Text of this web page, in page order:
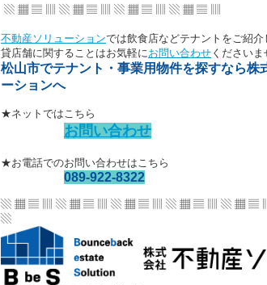
▧ ▦ ▤ ▥ ▧ ▦ ▤ ▥ ▧ ▦ ▤ ▥ ▧ ▦ ▤ ▥
不動産ソリューションでは飲食店などテナントをご紹介
貸店舗に関することはお気軽にお問い合わせ ください
松山市でテナント・事業用物件を探すなら株
ーションへ
★ネットではこちら
お問い合わせ
★お電話でのお問い合わせはこちら
089-922-8322
▧ ▦ ▤ ▥ ▧ ▦ ▤ ▥ ▧ ▦ ▤ ▥ ▧ ▦ ▤ ▥ ▧ ▦ ▤
▧